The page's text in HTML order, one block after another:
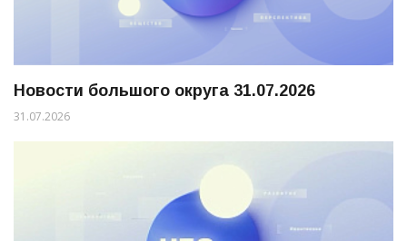
Новости большого округа 31.07.2026
31.07.2026